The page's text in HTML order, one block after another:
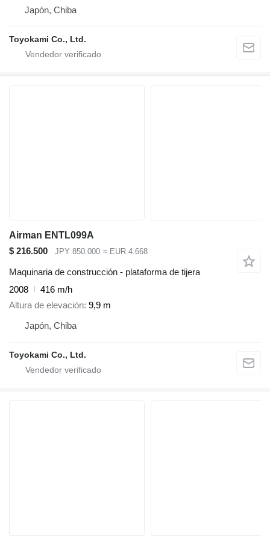
Japón, Chiba
Toyokami Co., Ltd.
Airman ENTL099A
$ 216.500
JPY 850.000 ≈ EUR 4.668
Maquinaria de construcción - plataforma de tijera
2008
416 m/h
Altura de elevación 9,9 m
Japón, Chiba
Toyokami Co., Ltd.